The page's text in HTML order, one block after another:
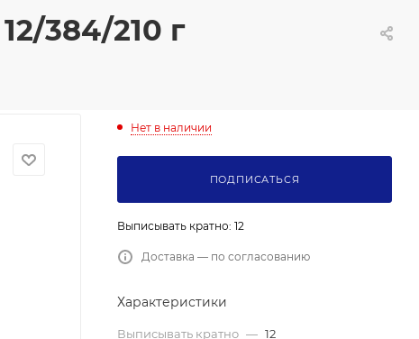
384/210 г
Нет в наличии
ПОДПИСАТЬСЯ
Выписывать кратно: 12
Доставка — по согласованию
Характеристики
Выписывать кратно — 12